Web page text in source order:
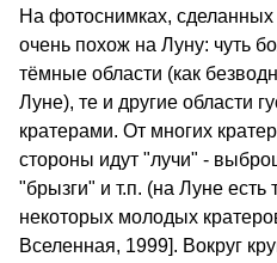
На фотоснимках,
очень похож на Луну: чуть
тёмные области (как
Луне), те и другие области
кратерами. От многих
стороны идут "лучи" -
"брызги" и т.п. (на Луне есть
некоторых молодых
Вселенная, 1999]. Вокруг